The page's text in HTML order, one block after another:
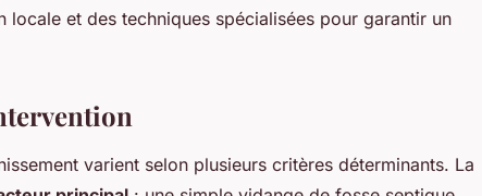
et des techniques spécialisées pour garantir un
varient selon plusieurs critères déterminants. La